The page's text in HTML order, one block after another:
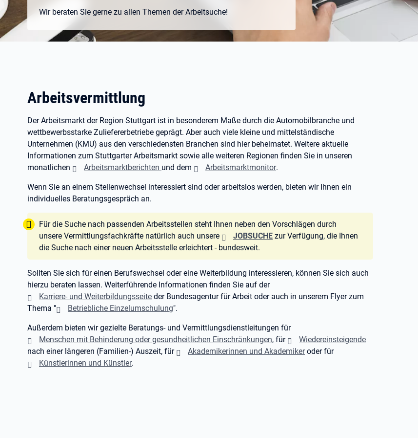
Wir beraten Sie gerne zu allen Themen der Arbeitsuche!
Arbeitsvermittlung
Der Arbeitsmarkt der Region Stuttgart ist in besonderem Maße durch die Automobilbranche und
wettbewerbsstarke Zuliefererbetriebe geprägt. Aber auch viele kleine und mittelständische
Unternehmen (KMU) aus den verschiedensten Branchen sind hier beheimatet. Weitere aktuelle
Informationen zum Stuttgarter Arbeitsmarkt sowie alle weiteren Regionen finden Sie in unseren
monatlichen
Arbeitsmarktberichten und dem Arbeitsmarktmonitor.
Wenn Sie an einem Stellenwechsel interessiert sind oder arbeitslos werden, bieten wir Ihnen ein
individuelles Beratungsgespräch an.
Tipp:
Für die Suche nach passenden Arbeitsstellen steht Ihnen neben den Vorschlägen durch
unsere Vermittlungsfachkräfte natürlich auch unsere
JOBSUCHE zur Verfügung, die Ihnen
die Suche nach einer neuen Arbeitsstelle erleichtert - bundesweit.
Sollten Sie sich für einen Berufswechsel oder eine Weiterbildung interessieren, können Sie sich auch
hierzu beraten lassen. Weiterführende Informationen finden Sie auf der
Karriere- und Weiterbildungsseite der Bundesagentur für Arbeit oder auch in unserem Flyer zum
Thema "
Betriebliche Einzelumschulung".
Außerdem bieten wir gezielte Beratungs- und Vermittlungsdienstleitungen für
Menschen mit Behinderung oder gesundheitlichen Einschränkungen, für
Wiedereinsteigende
nach einer längeren (Familien-) Auszeit, für
Akademikerinnen und Akademikeroder für
Künstlerinnen und Künstler.